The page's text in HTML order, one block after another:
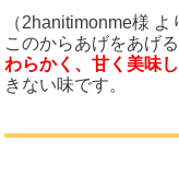
（2hanitimonme様 よ
このからあげをあげ
わらかく、甘く美味
きない味です。